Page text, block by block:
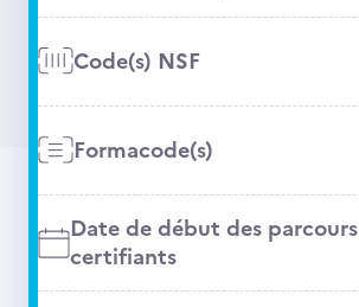
Code(s) NSF
Formacode(s)
Date de début des parcours
certifiants